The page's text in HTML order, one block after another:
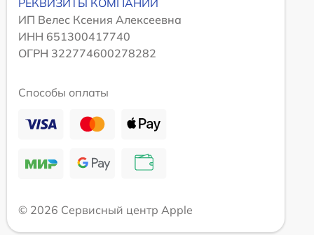
РЕКВИЗИТЫ КОМПАНИИ
ИП Велес Ксения Алексеевна
ИНН 651300417740
ОГРН 322774600278282
Способы оплаты
© 2026 Сервисный центр Apple